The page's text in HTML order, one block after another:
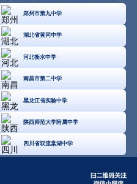
郑州市第九中学
湖北省黄冈中学
河北衡水中学
南昌市第二中学
黑龙江省实验中学
陕西师范大学附属中学
四川省双流棠湖中学